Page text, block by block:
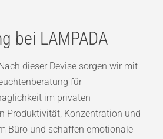
bei LAMPADA
dieser Devise sorgen wir mit
für
im privaten
Produktivität, Konzentration und
Büro und schaffen emotionale